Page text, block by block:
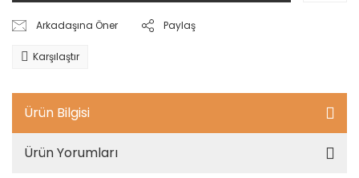
Arkadaşına Öner Paylaş
Karşılaştır
Ürün Bilgisi
Ürün Yorumları